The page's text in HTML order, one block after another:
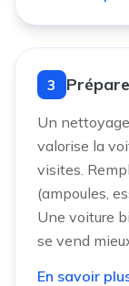
3
Un
valorise la
visites.
(ampoules,
Une voiture
se vend
En savoir